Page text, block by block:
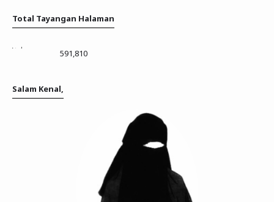
Total Tayangan Halaman
591,810
Salam Kenal,